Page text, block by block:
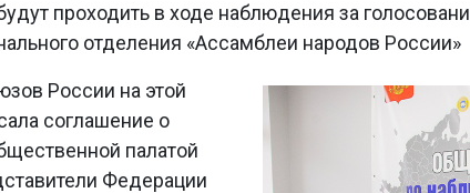
проходить в ходе наблюдения за
отделения «Ассамблеи народов
России на этой
соглашение о
палатой
Федерации